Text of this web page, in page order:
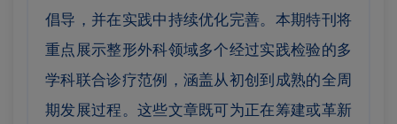
倡导，并在实践中持续优化完善。本期特刊将
重点展示整形外科领域多个经过实践检验的多
学科联合诊疗范例，涵盖从初创到成熟的全周
期发展过程。这些文章既可为正在筹建或革新